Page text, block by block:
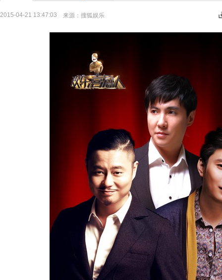
2015-04-21 13:47:03 来源： 搜狐娱乐